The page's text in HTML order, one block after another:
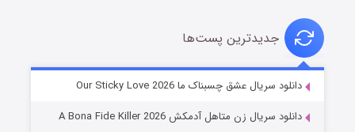
شوهر
جدیدترین پست‌ها
دانلود سریال عشق چسبناک ما Our Sticky Love 2026
دانلود سریال زن متاهل آدمکش A Bona Fide Killer 2026